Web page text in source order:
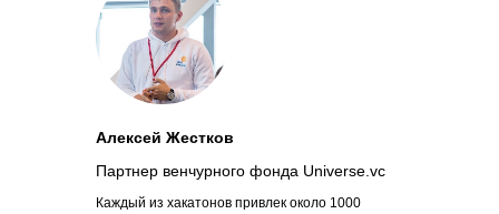
Алексей Жестков
Партнер венчурного фонда Universe.vc
Каждый из хакатонов привлек около 1000
Посмотреть презентацию
+7 499 380 60 65
hello@zucker.studio